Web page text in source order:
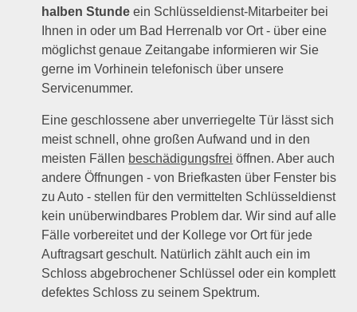
halben Stunde ein Schlüsseldienst-Mitarbeiter bei
Ihnen in oder um Bad Herrenalb vor Ort - über eine
möglichst genaue Zeitangabe informieren wir Sie
gerne im Vorhinein telefonisch über unsere
Servicenummer.
Eine geschlossene aber unverriegelte Tür lässt sich
meist schnell, ohne großen Aufwand und in den
meisten Fällen beschädigungsfrei öffnen. Aber auch
andere Öffnungen - von Briefkasten über Fenster bis
zu Auto - stellen für den vermittelten Schlüsseldienst
kein unüberwindbares Problem dar. Wir sind auf alle
Fälle vorbereitet und der Kollege vor Ort für jede
Auftragsart geschult. Natürlich zählt auch ein im
Schloss abgebrochener Schlüssel oder ein komplett
defektes Schloss zu seinem Spektrum.